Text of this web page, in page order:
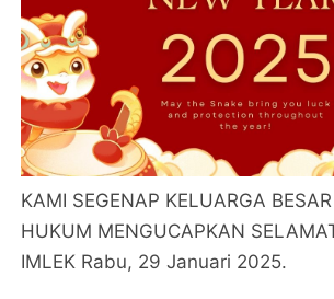
KAMI SEGENAP KELUARGA
HUKUM MENGUCAPKAN
IMLEK Rabu, 29 Januari 2025.